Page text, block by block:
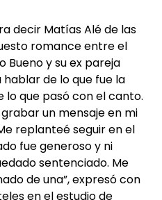
decir Matías Alé de las
romance entre el
Bueno y su ex pareja
hablar de lo que fue la
lo que pasó con el canto.
un mensaje en mi
replanteé seguir en el
fue generoso y ni
sentenciado. Me
de una”, expresó con
en el estudio de